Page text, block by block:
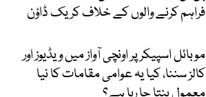
فراہم کرنے والوں کے خلاف کریک ڈاؤن
موبائل اسپیکر پر اونچی آواز میں ویڈیوز اور
کالز سننا، کیا یہ عوامی مقامات کا نیا